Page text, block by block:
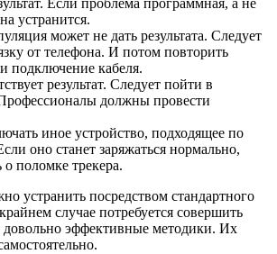
устранится.
может не дать результата. Следует
от телефона. И потом повторить
подключение кабеля.
результат. Следует пойти в
должны провести
иное устройство, подходящее по
оно станет заряжаться нормально,
поломке трекера.
устранить посредством стандартного
случае потребуется совершить
эффективные методики. Их